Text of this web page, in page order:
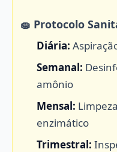
🧽 Protocolo
Diária:
Semanal:
amônio
Mensal:
enzimático
Trimestral: